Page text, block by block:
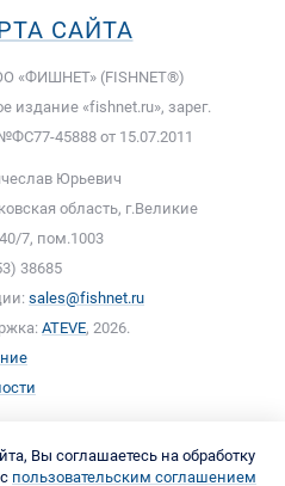
САЙТА
«ФИШНЕТ» (FISHNET®)
издание «fishnet.ru», зарег.
45888 от 15.07.2011
Юрьевич
область, г.Великие
7, пом.1003
38685
sales@fishnet.ru
ATEVE, 2026.
Вы соглашаетесь на обработку
пользовательским соглашением